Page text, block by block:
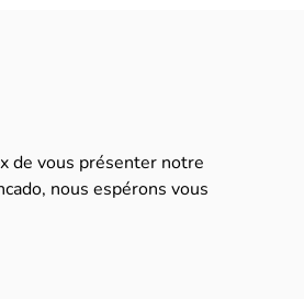
de vous présenter notre
nous espérons vous